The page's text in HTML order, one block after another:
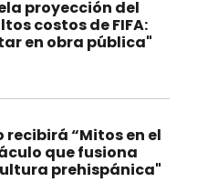
proyección del
costos de FIFA:
en obra pública"
recibirá “Mitos en el
que fusiona
prehispánica"